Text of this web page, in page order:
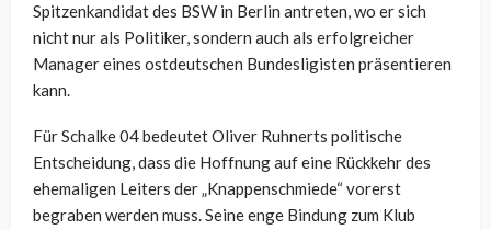
Spitzenkandidat des BSW in Berlin antreten, wo er sich
nicht nur als Politiker, sondern auch als erfolgreicher
Manager eines ostdeutschen Bundesligisten präsentieren
kann.
Für Schalke 04 bedeutet Oliver Ruhnerts politische
Entscheidung, dass die Hoffnung auf eine Rückkehr des
ehemaligen Leiters der „Knappenschmiede“ vorerst
begraben werden muss. Seine enge Bindung zum Klub